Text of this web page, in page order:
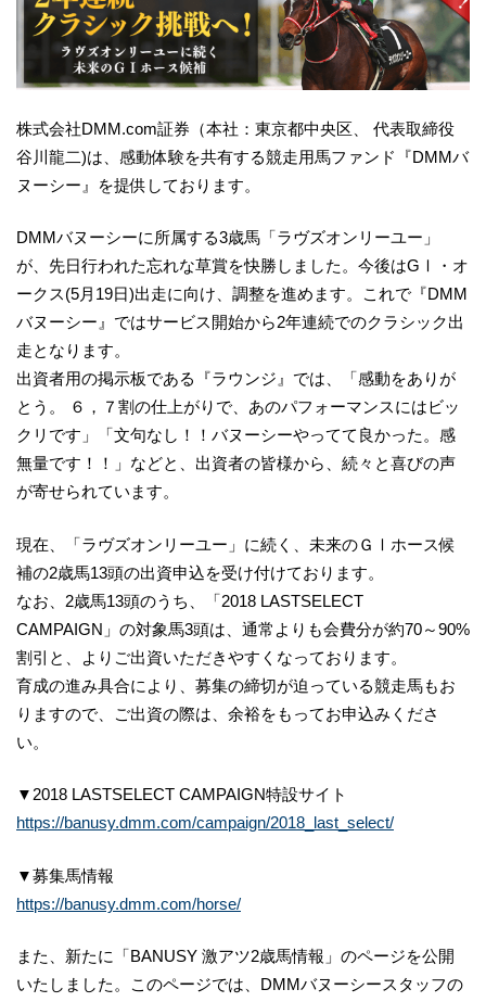
株式会社DMM.com証券（本社：東京都中央区、 代表取締役
谷川龍二)は、感動体験を共有する競走用馬ファンド『DMMバ
ヌーシー』を提供しております。
DMMバヌーシーに所属する3歳馬「ラヴズオンリーユー」
が、先日行われた忘れな草賞を快勝しました。今後はGⅠ・オ
ークス(5月19日)出走に向け、調整を進めます。これで『DMM
バヌーシー』ではサービス開始から2年連続でのクラシック出
走となります。
出資者用の掲示板である『ラウンジ』では、「感動をありが
とう。 ６，７割の仕上がりで、あのパフォーマンスにはビッ
クリです」「文句なし！！バヌーシーやってて良かった。感
無量です！！」などと、出資者の皆様から、続々と喜びの声
が寄せられています。
現在、「ラヴズオンリーユー」に続く、未来のＧⅠホース候
補の2歳馬13頭の出資申込を受け付けております。
なお、2歳馬13頭のうち、「2018 LASTSELECT
CAMPAIGN」の対象馬3頭は、通常よりも会費分が約70～90%
割引と、よりご出資いただきやすくなっております。
育成の進み具合により、募集の締切が迫っている競走馬もお
りますので、ご出資の際は、余裕をもってお申込みくださ
い。
▼2018 LASTSELECT CAMPAIGN特設サイト
https://banusy.dmm.com/campaign/2018_last_select/
▼募集馬情報
https://banusy.dmm.com/horse/
また、新たに「BANUSY 激アツ2歳馬情報」のページを公開
いたしました。このページでは、DMMバヌーシースタッフの